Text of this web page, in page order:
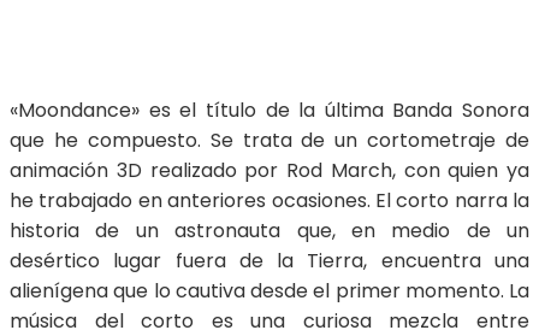
«Moondance» es el tí­tulo de la última Banda Sonora
que he compuesto. Se trata de un cortometraje de
animación 3D realizado por Rod March, con quien ya
he trabajado en anteriores ocasiones. El corto narra la
historia de un astronauta que, en medio de un
desértico lugar fuera de la Tierra, encuentra una
aliení­gena que lo cautiva desde el primer momento. La
música del corto es una curiosa mezcla entre